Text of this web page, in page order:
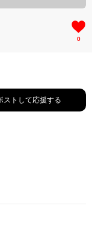
0
ストして応援する